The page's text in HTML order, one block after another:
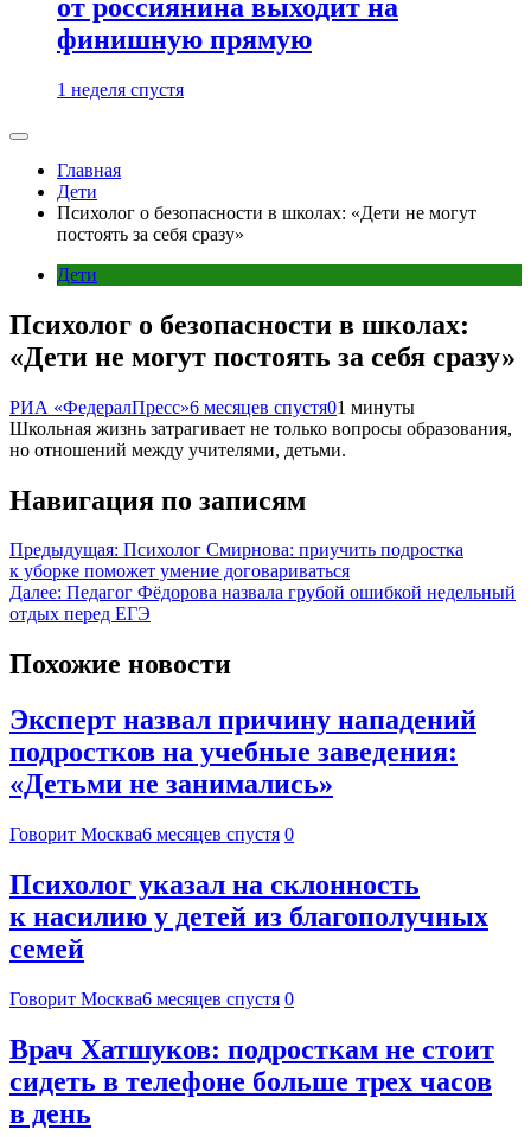
от россиянина выходит на
финишную прямую
1 неделя спустя
Главная
Дети
Психолог о безопасности в школах: «Дети не могут
постоять за себя сразу»
Дети
Психолог о безопасности в школах:
«Дети не могут постоять за себя сразу»
РИА «ФедералПресс»6 месяцев спустя01 минуты
Школьная жизнь затрагивает не только вопросы образования,
но отношений между учителями, детьми.
Навигация по записям
Предыдущая: Психолог Смирнова: приучить подростка
к уборке поможет умение договариваться
Далее: Педагог Фёдорова назвала грубой ошибкой недельный
отдых перед ЕГЭ
Похожие новости
Эксперт назвал причину нападений
подростков на учебные заведения:
«Детьми не занимались»
Говорит Москва6 месяцев спустя 0
Психолог указал на склонность
к насилию у детей из благополучных
семей
Говорит Москва6 месяцев спустя 0
Врач Хатшуков: подросткам не стоит
сидеть в телефоне больше трех часов
в день